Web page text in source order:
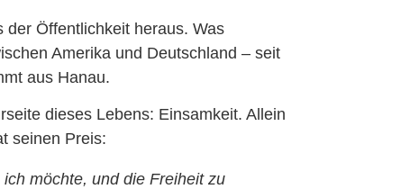
Öffentlichkeit heraus. Was
Amerika und Deutschland – seit
aus Hanau.
dieses Lebens: Einsamkeit. Allein
seinen Preis:
möchte, und die Freiheit zu